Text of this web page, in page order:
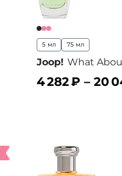
5 мл 75 мл
Joop! What
4 282₽ – 20